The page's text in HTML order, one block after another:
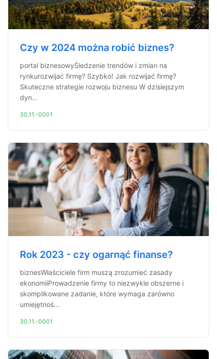
Czy w 2024 można robić biznes?
portal biznesowyŚledzenie trendów i zmian na
rynkurozwijać firmę? Szybko! Jak rozwijać firmę?
Skuteczne strategie rozwoju biznesu W dzisiejszym
dyn...
30.11.-0001
Rok 2023 - czy ogarnąć finanse?
biznesWłaściciele firm muszą zrozumieć zasady
ekonomiiProwadzenie firmy to niezwykle obszerne i
skomplikowane zadanie, które wymaga zarówno
umiejętnoś...
30.11.-0001